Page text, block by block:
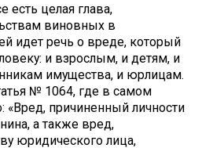
есть целая глава,
виновных в
идет речь о вреде, который
и взрослым, и детям, и
имущества, и юрлицам.
№ 1064, где в самом
«Вред, причиненный личности
а также вред,
юридического лица,